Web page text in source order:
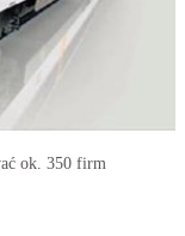
ok. 350 firm